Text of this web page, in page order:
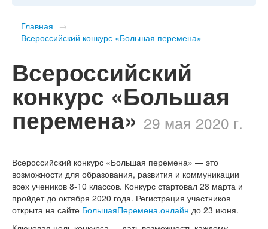
Главная →
Всероссийский конкурс «Большая перемена»
Всероссийский
конкурс «Большая
перемена» 29 мая 2020 г.
Всероссийский конкурс «Большая перемена» — это
возможности для образования, развития и коммуникации
всех учеников 8-10 классов. Конкурс стартовал 28 марта и
пройдет до октября 2020 года. Регистрация участников
открыта на сайте БольшаяПеремена.онлайн до 23 июня.